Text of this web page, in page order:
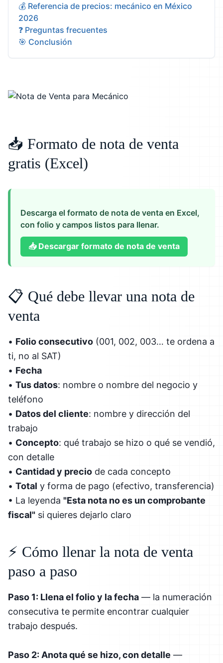
💰 Referencia de precios: mecánico en México
2026
❓ Preguntas frecuentes
🎯 Conclusión
📥 Formato de nota de venta
gratis (Excel)
Descarga el formato de nota de venta en Excel,
con folio y campos listos para llenar.
📥 Descargar formato de nota de venta
📋 Qué debe llevar una nota de
venta
• Folio consecutivo (001, 002, 003… te ordena a
ti, no al SAT)
• Fecha
• Tus datos: nombre o nombre del negocio y
teléfono
• Datos del cliente: nombre y dirección del
trabajo
• Concepto: qué trabajo se hizo o qué se vendió,
con detalle
• Cantidad y precio de cada concepto
• Total y forma de pago (efectivo, transferencia)
• La leyenda "Esta nota no es un comprobante
fiscal" si quieres dejarlo claro
⚡ Cómo llenar la nota de venta
paso a paso
Paso 1: Llena el folio y la fecha — la numeración
consecutiva te permite encontrar cualquier
trabajo después.
Paso 2: Anota qué se hizo, con detalle —